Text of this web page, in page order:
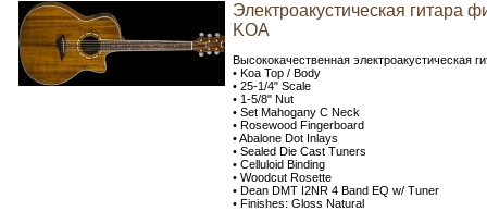
Электроакустическая гитара
KOA
Высококачественная электроакустическая
• Koa Top / Body
• 25-1/4" Scale
• 1-5/8" Nut
• Set Mahogany C Neck
• Rosewood Fingerboard
• Abalone Dot Inlays
• Sealed Die Cast Tuners
• Celluloid Binding
• Woodcut Rosette
• Dean DMT I2NR 4 Band EQ w/ Tuner
• Finishes: Gloss Natural